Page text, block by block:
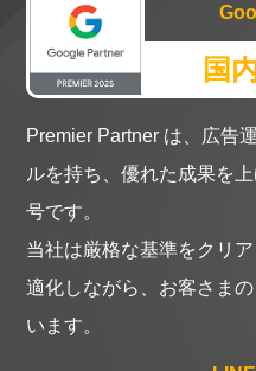
国
Premier Partner は、広告
ルを持ち、優れた成果を
号です。
当社は厳格な基準をクリ
適化しながら、お客さま
います。